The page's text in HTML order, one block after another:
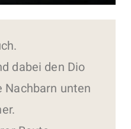
dabei den Dio
Nachbarn unten